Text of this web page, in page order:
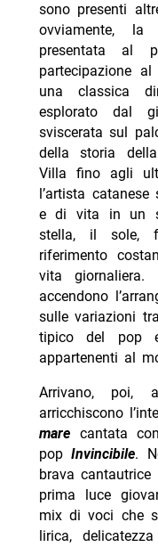
sono presenti
ovviamente, la
presentata al
partecipazione
una classica
esplorato dal
sviscerata sul
della storia
Villa fino agli
l’artista
e di vita in un
stella, il sole,
riferimento
vita
accendono
sulle variazioni
tipico del pop
appartenenti al
Arrivano, poi,
arricchiscono
mare cantata
popInvincibile.
brava
prima luce
mix di voci che
lirica,